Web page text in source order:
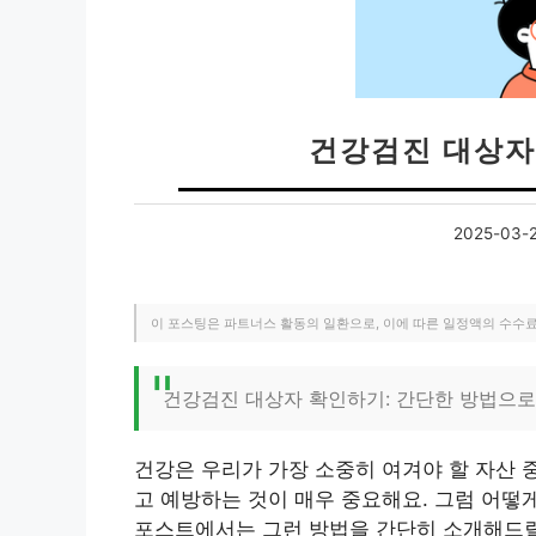
건강검진 대상
2025-03-
이 포스팅은 파트너스 활동의 일환으로, 이에 따른 일정액의 수수
건강검진 대상자 확인하기: 간단한 방법으
건강은 우리가 가장 소중히 여겨야 할 자산
고 예방하는 것이 매우 중요해요. 그럼 어떻
포스트에서는 그런 방법을 간단히 소개해드